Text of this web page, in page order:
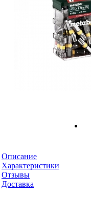
Описание
Характеристики
Отзывы
Доставка